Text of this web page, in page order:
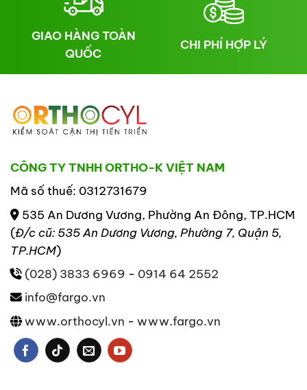
GIAO HÀNG TOÀN
QUỐC
CHI PHÍ HỢP LÝ
CÔNG TY TNHH ORTHO-K VIỆT NAM
Mã số thuế: 0312731679
535 An Dương Vương, Phường An Đông, TP.HCM
(Đ/c cũ: 535 An Dương Vương, Phường 7, Quận 5,
TP.HCM)
(028) 3833 6969 - 0914 64 2552
info@fargo.vn
www.orthocyl.vn - www.fargo.vn